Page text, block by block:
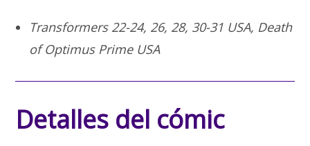
Transformers 22-24, 26, 28, 30-31 USA, Death
of Optimus Prime USA
Detalles del cómic